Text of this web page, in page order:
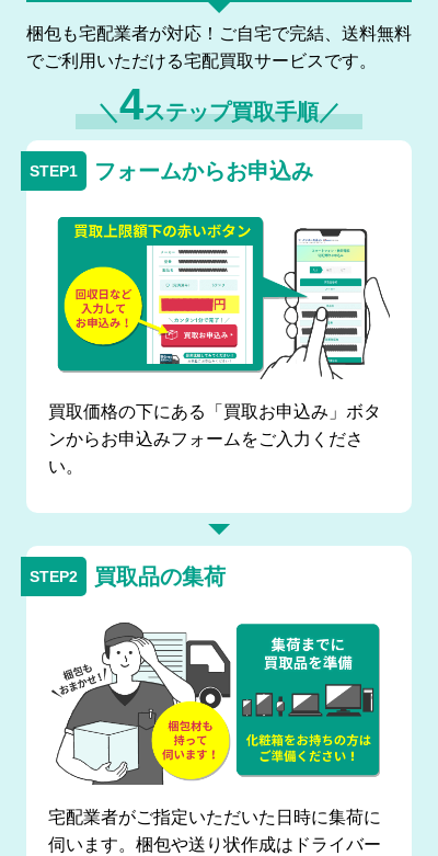
梱包も宅配業者が対応！ご自宅で完結、送料無料
でご利用いただける宅配買取サービスです。
＼4ステップ買取手順／
フォームからお申込み
買取価格の下にある「買取お申込み」ボタ
ンからお申込みフォームをご入力くださ
い。
買取品の集荷
宅配業者がご指定いただいた日時に集荷に
伺います。梱包や送り状作成はドライバー